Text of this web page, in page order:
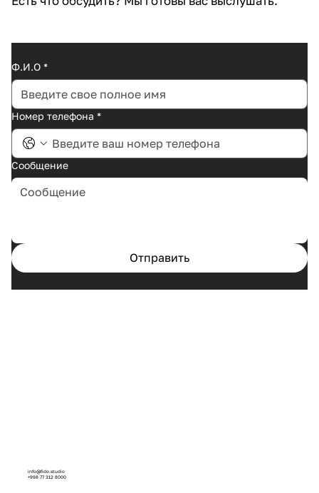
info@fido.studio
+998 77 312 8000
Ф.И.O *
Номер телефона *
Сообщение
Отправить